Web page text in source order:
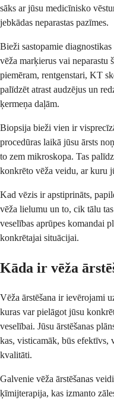
sāks ar jūsu medicīnisko
jebkādas neparastas pazīmes.
Bieži sastopamie
vēža marķierus vai neparastu
piemēram, rentgenstari, KT
palīdzēt atrast audzējus un
ķermeņa daļām.
Biopsija bieži vien ir
procedūras laikā jūsu ārsts
to zem mikroskopa. Tas
konkrēto vēža veidu, ar kuru
Kad vēzis ir apstiprināts,
vēža lielumu un to, cik tālu
veselības aprūpes komandai
konkrētajai situācijai.
Kāda ir vēža
Vēža ārstēšana ir ievērojami
kuras var pielāgot jūsu
veselībai. Jūsu ārstēšanas
kas, visticamāk, būs efektīvs,
kvalitāti.
Galvenie vēža ārstēšanas
ķīmijterapija, kas izmanto